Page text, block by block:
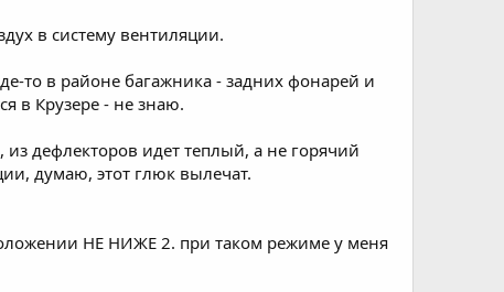
в систему вентиляции.
то в районе багажника - задних фонарей и
в Крузере - не знаю.
дефлекторов идет теплый, а не горячий
думаю, этот глюк вылечат.
НЕ НИЖЕ 2. при таком режиме у меня